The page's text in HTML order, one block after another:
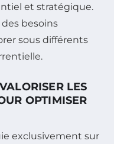
et stratégique.
besoins
sous différents
LES
OPTIMISER
exclusivement sur